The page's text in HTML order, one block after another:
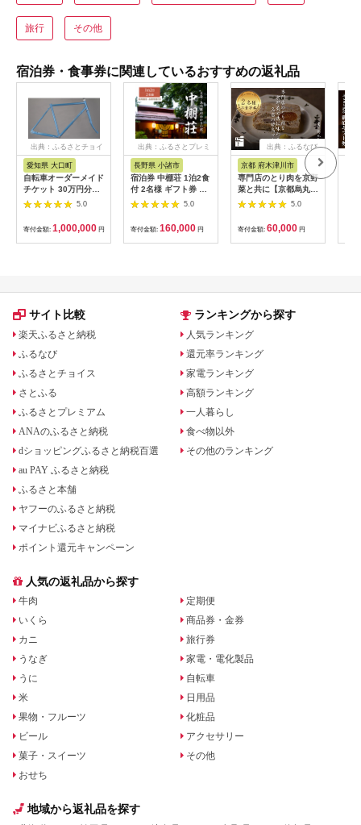
旅行 その他
宿泊券・食事券に関連しているおすすめの返礼品
出典：ふるさとチョイ
愛知県 大口町
自転車オーダーメイド
チケット 30万円分
【1360365】
5.0
寄付金額: 1,000,000 円
出典：ふるさとプレミ
長野県 小諸市
宿泊券 中棚荘 1泊2食
付 2名様 ギフト券 チ
ケット 券 宿泊 旅行
5.0
寄付金額: 160,000 円
出典：ふるなび
京都 府木津川市
専門店のとり肉を京野
菜と共に【京都烏丸御
池】で味わう2名様焼
鳥コースお食事券
5.0
寄付金額: 60,000 円
サイト比較
楽天ふるさと納税
ふるなび
ふるさとチョイス
さとふる
ふるさとプレミアム
ANAのふるさと納税
dショッピングふるさと納税百選
au PAY ふるさと納税
ふるさと本舗
ヤフーのふるさと納税
マイナビふるさと納税
ポイント還元キャンペーン
ランキングから探す
人気ランキング
還元率ランキング
家電ランキング
高額ランキング
一人暮らし
食べ物以外
その他のランキング
人気の返礼品から探す
牛肉
いくら
カニ
うなぎ
うに
米
果物・フルーツ
ビール
菓子・スイーツ
おせち
定期便
商品券・金券
旅行券
家電・電化製品
自転車
日用品
化粧品
アクセサリー
その他
地域から返礼品を探す